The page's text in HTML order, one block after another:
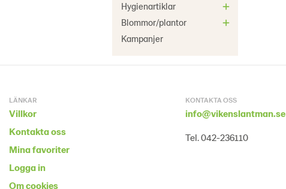
Hygienartiklar
Blommor/plantor
Kampanjer
LÄNKAR
Villkor
Kontakta oss
Mina favoriter
Logga in
Om cookies
KONTAKTA OSS
info@vikenslantman.se
Tel. 042-236110